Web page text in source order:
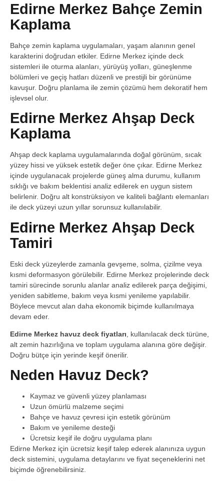
Edirne Merkez Bahçe Zemin
Kaplama
Bahçe zemin kaplama uygulamaları, yaşam alanının genel
karakterini doğrudan etkiler. Edirne Merkez içinde deck
sistemleri ile oturma alanları, yürüyüş yolları, güneşlenme
bölümleri ve geçiş hatları düzenli ve prestijli bir görünüme
kavuşur. Doğru planlama ile zemin çözümü hem dekoratif hem
işlevsel olur.
Edirne Merkez Ahşap Deck
Kaplama
Ahşap deck kaplama uygulamalarında doğal görünüm, sıcak
yüzey hissi ve yüksek estetik değer öne çıkar. Edirne Merkez
içinde uygulanacak projelerde güneş alma durumu, kullanım
sıklığı ve bakım beklentisi analiz edilerek en uygun sistem
belirlenir. Doğru alt konstrüksiyon ve kaliteli bağlantı elemanları
ile deck yüzeyi uzun yıllar sorunsuz kullanılabilir.
Edirne Merkez Ahşap Deck
Tamiri
Eski deck yüzeylerde zamanla gevşeme, solma, çizilme veya
kısmi deformasyon görülebilir. Edirne Merkez projelerinde deck
tamiri sürecinde sorunlu alanlar analiz edilerek parça değişimi,
yeniden sabitleme, bakım veya kısmi yenileme yapılabilir.
Böylece mevcut alan daha ekonomik biçimde kullanılmaya
devam eder.
Edirne Merkez havuz deck fiyatları , kullanılacak deck türüne,
alt zemin hazırlığına ve toplam uygulama alanına göre değişir.
Doğru bütçe için yerinde keşif önerilir.
Neden Havuz Deck?
Kaymaz ve güvenli yüzey planlaması
Uzun ömürlü malzeme seçimi
Bahçe ve havuz çevresi için estetik görünüm
Bakım ve yenileme desteği
Ücretsiz keşif ile doğru uygulama planı
Edirne Merkez için ücretsiz keşif talep ederek alanınıza uygun
deck sistemini, uygulama detaylarını ve fiyat seçeneklerini net
biçimde öğrenebilirsiniz.